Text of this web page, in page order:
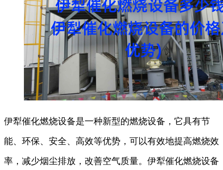
伊犁催化燃烧设备是一种新型的燃烧设备，它具有节
能、环保、安全、高效等优势，可以有效地提高燃烧效
率，减少烟尘排放，改善空气质量。伊犁催化燃烧设备